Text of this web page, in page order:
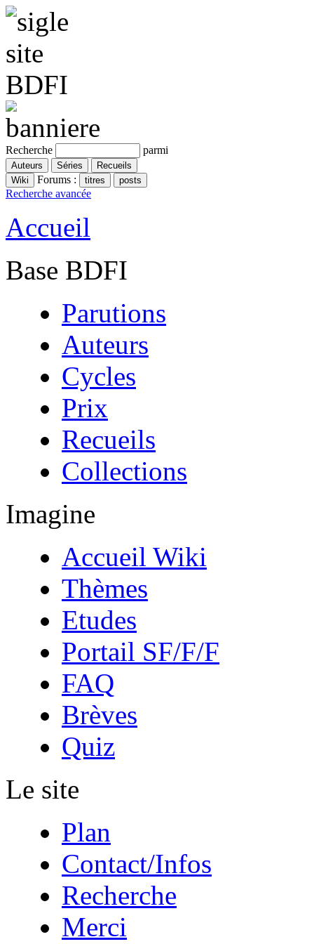
Recherche parmi
Forums :
Recherche avancée
Accueil
Base BDFI
Parutions
Auteurs
Cycles
Prix
Recueils
Collections
Imagine
Accueil Wiki
Thèmes
Etudes
Portail SF/F/F
FAQ
Brèves
Quiz
Le site
Plan
Contact/Infos
Recherche
Merci